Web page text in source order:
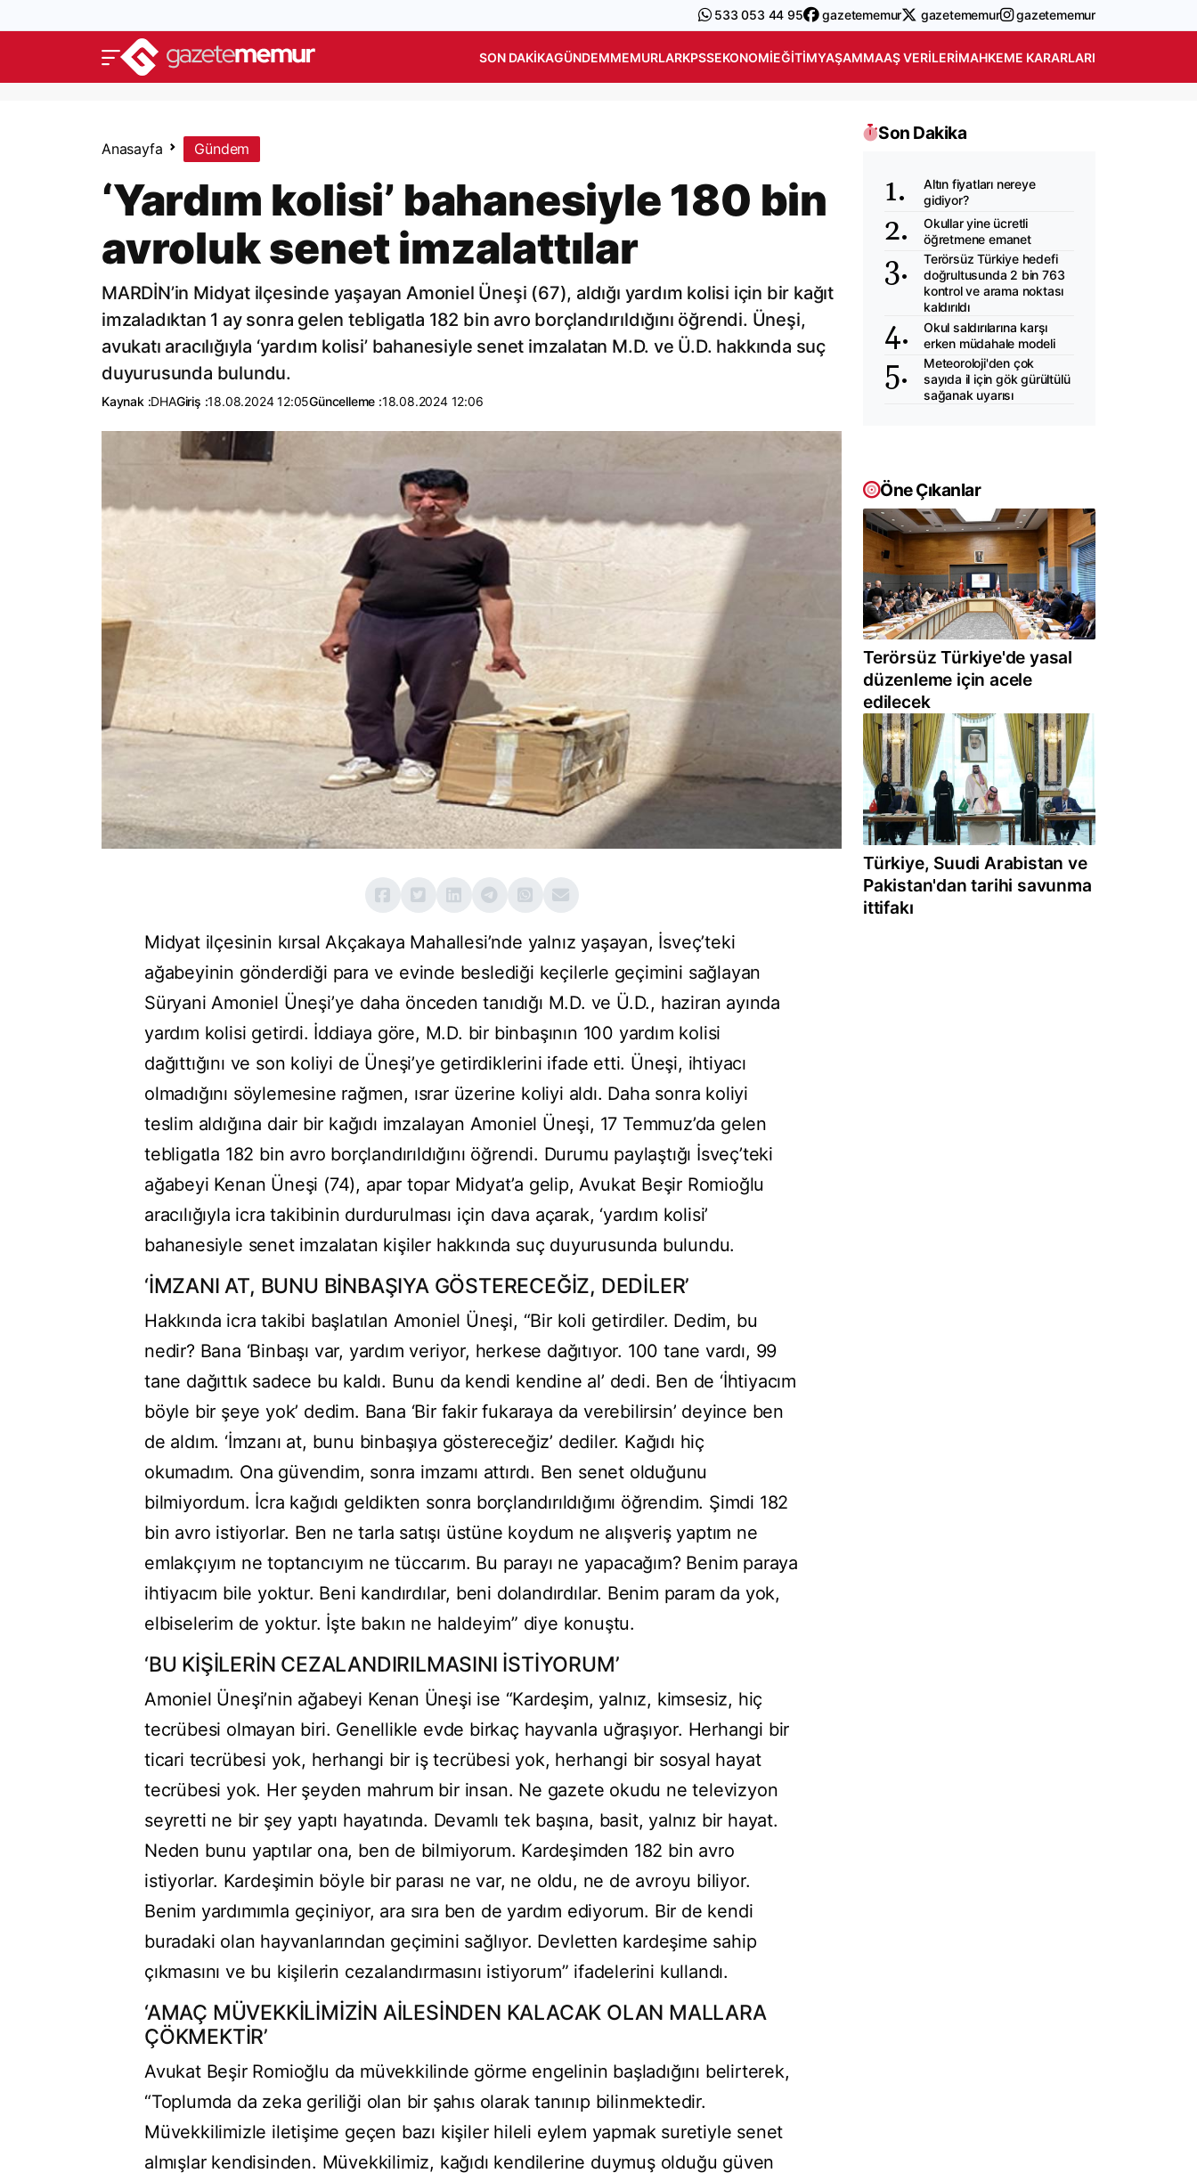
533 053 44 95 gazetememur gazetememur gazetememur
SON DAKIKAGÜNDEMMEMURLARKPSSEKONOMIEĞITIMYAŞAMMAAŞ VERILERIMAHKEME KARARLARI
Anasayfa Gündem
‘Yardım kolisi’ bahanesiyle 180 bin
avroluk senet imzalattılar
MARDİN’in Midyat ilçesinde yaşayan Amoniel Üneşi (67), aldığı yardım kolisi için bir kağıt
imzaladıktan 1 ay sonra gelen tebligatla 182 bin avro borçlandırıldığını öğrendi. Üneşi,
avukatı aracılığıyla ‘yardım kolisi’ bahanesiyle senet imzalatan M.D. ve Ü.D. hakkında suç
duyurusunda bulundu.
Kaynak :DHAGiriş :18.08.2024 12:05Güncelleme :18.08.2024 12:06
Midyat ilçesinin kırsal Akçakaya Mahallesi’nde yalnız yaşayan, İsveç’teki
ağabeyinin gönderdiği para ve evinde beslediği keçilerle geçimini sağlayan
Süryani Amoniel Üneşi’ye daha önceden tanıdığı M.D. ve Ü.D., haziran ayında
yardım kolisi getirdi. İddiaya göre, M.D. bir binbaşının 100 yardım kolisi
dağıttığını ve son koliyi de Üneşi’ye getirdiklerini ifade etti. Üneşi, ihtiyacı
olmadığını söylemesine rağmen, ısrar üzerine koliyi aldı. Daha sonra koliyi
teslim aldığına dair bir kağıdı imzalayan Amoniel Üneşi, 17 Temmuz’da gelen
tebligatla 182 bin avro borçlandırıldığını öğrendi. Durumu paylaştığı İsveç’teki
ağabeyi Kenan Üneşi (74), apar topar Midyat’a gelip, Avukat Beşir Romioğlu
aracılığıyla icra takibinin durdurulması için dava açarak, ‘yardım kolisi’
bahanesiyle senet imzalatan kişiler hakkında suç duyurusunda bulundu.
‘İMZANI AT, BUNU BİNBAŞIYA GÖSTERECEĞİZ, DEDİLER’
Hakkında icra takibi başlatılan Amoniel Üneşi, “Bir koli getirdiler. Dedim, bu
nedir? Bana ‘Binbaşı var, yardım veriyor, herkese dağıtıyor. 100 tane vardı, 99
tane dağıttık sadece bu kaldı. Bunu da kendi kendine al’ dedi. Ben de ‘İhtiyacım
böyle bir şeye yok’ dedim. Bana ‘Bir fakir fukaraya da verebilirsin’ deyince ben
de aldım. ‘İmzanı at, bunu binbaşıya göstereceğiz’ dediler. Kağıdı hiç
okumadım. Ona güvendim, sonra imzamı attırdı. Ben senet olduğunu
bilmiyordum. İcra kağıdı geldikten sonra borçlandırıldığımı öğrendim. Şimdi 182
bin avro istiyorlar. Ben ne tarla satışı üstüne koydum ne alışveriş yaptım ne
emlakçıyım ne toptancıyım ne tüccarım. Bu parayı ne yapacağım? Benim paraya
ihtiyacım bile yoktur. Beni kandırdılar, beni dolandırdılar. Benim param da yok,
elbiselerim de yoktur. İşte bakın ne haldeyim” diye konuştu.
‘BU KİŞİLERİN CEZALANDIRILMASINI İSTİYORUM’
Amoniel Üneşi’nin ağabeyi Kenan Üneşi ise “Kardeşim, yalnız, kimsesiz, hiç
tecrübesi olmayan biri. Genellikle evde birkaç hayvanla uğraşıyor. Herhangi bir
ticari tecrübesi yok, herhangi bir iş tecrübesi yok, herhangi bir sosyal hayat
tecrübesi yok. Her şeyden mahrum bir insan. Ne gazete okudu ne televizyon
seyretti ne bir şey yaptı hayatında. Devamlı tek başına, basit, yalnız bir hayat.
Neden bunu yaptılar ona, ben de bilmiyorum. Kardeşimden 182 bin avro
istiyorlar. Kardeşimin böyle bir parası ne var, ne oldu, ne de avroyu biliyor.
Benim yardımımla geçiniyor, ara sıra ben de yardım ediyorum. Bir de kendi
buradaki olan hayvanlarından geçimini sağlıyor. Devletten kardeşime sahip
çıkmasını ve bu kişilerin cezalandırmasını istiyorum” ifadelerini kullandı.
‘AMAÇ MÜVEKKİLİMİZİN AİLESİNDEN KALACAK OLAN MALLARA
ÇÖKMEKTİR’
Avukat Beşir Romioğlu da müvekkilinde görme engelinin başladığını belirterek,
“Toplumda da zeka geriliği olan bir şahıs olarak tanınıp bilinmektedir.
Müvekkilimizle iletişime geçen bazı kişiler hileli eylem yapmak suretiyle senet
almışlar kendisinden. Müvekkilimiz, kağıdı kendilerine duymuş olduğu güven
Son Dakika
Altın fiyatları nereye
gidiyor?
Okullar yine ücretli
öğretmene emanet
Terörsüz Türkiye hedefi
doğrultusunda 2 bin 763
kontrol ve arama noktası
kaldırıldı
Okul saldırılarına karşı
erken müdahale modeli
Meteoroloji'den çok
sayıda il için gök gürültülü
sağanak uyarısı
Öne Çıkanlar
Terörsüz Türkiye'de yasal
düzenleme için acele
edilecek
Türkiye, Suudi Arabistan ve
Pakistan'dan tarihi savunma
ittifakı